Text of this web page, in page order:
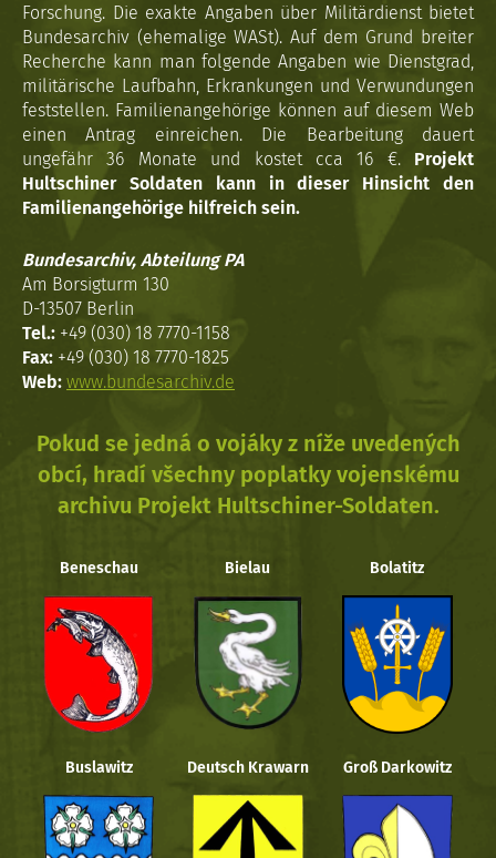
Forschung. Die exakte Angaben über Militärdienst bietet
Bundesarchiv (ehemalige WASt). Auf dem Grund breiter
Recherche kann man folgende Angaben wie Dienstgrad,
militärische Laufbahn, Erkrankungen und Verwundungen
feststellen. Familienangehörige können auf diesem Web
einen Antrag einreichen. Die Bearbeitung dauert
ungefähr 36 Monate und kostet cca 16 €. Projekt
Hultschiner Soldaten kann in dieser Hinsicht den
Familienangehörige hilfreich sein.
Bundesarchiv, Abteilung PA
Am Borsigturm 130
D-13507 Berlin
Tel.: +49 (030) 18 7770-1158
Fax: +49 (030) 18 7770-1825
Web: www.bundesarchiv.de
Pokud se jedná o vojáky z níže uvedených
obcí, hradí všechny poplatky vojenskému
archivu Projekt Hultschiner-Soldaten.
Beneschau Bielau Bolatitz
Buslawitz Deutsch Krawarn Groß Darkowitz